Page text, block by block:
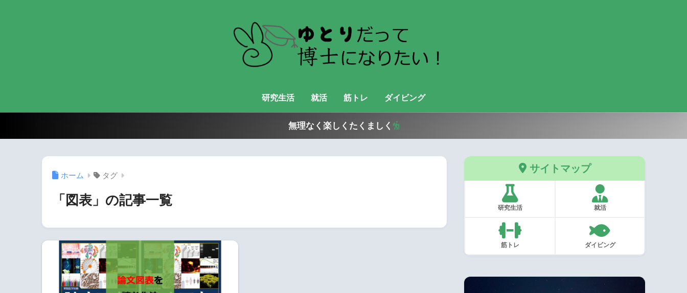
研究生活 就活 筋トレ ダイビング
無理なく楽しくたくましく
ホーム タグ
「図表」の記事一覧
サイトマップ
研究生活 就活
筋トレ ダイビング